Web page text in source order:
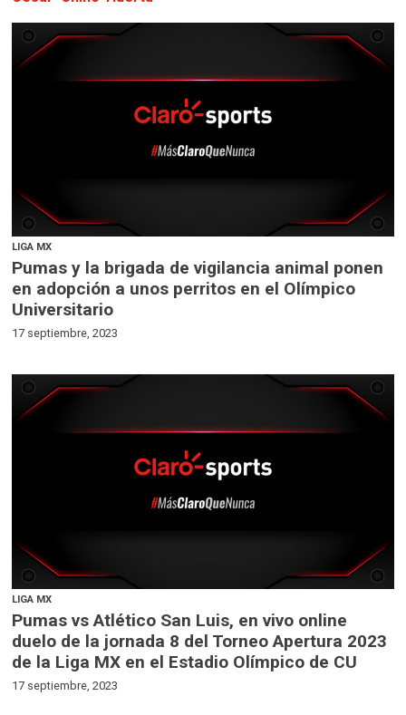
LIGA MX
Pumas y la brigada de vigilancia animal ponen
en adopción a unos perritos en el Olímpico
Universitario
17 septiembre, 2023
LIGA MX
Pumas vs Atlético San Luis, en vivo online
duelo de la jornada 8 del Torneo Apertura 2023
de la Liga MX en el Estadio Olímpico de CU
17 septiembre, 2023